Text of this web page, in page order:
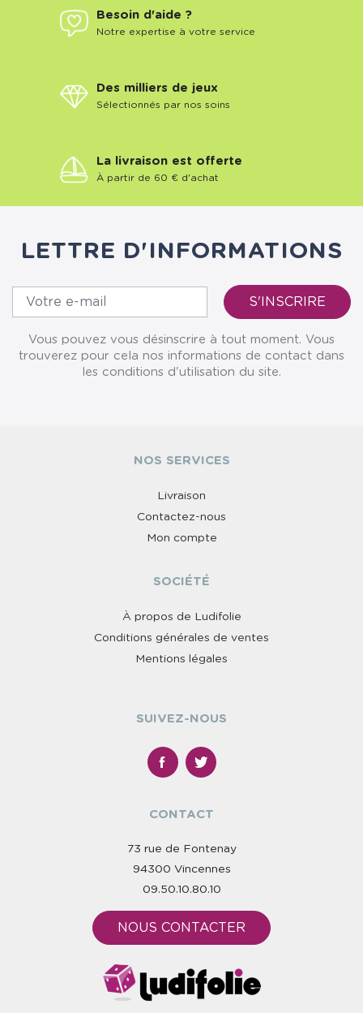
Besoin d'aide ?
Notre expertise à votre service
Des milliers de jeux
Sélectionnés par nos soins
La livraison est offerte
À partir de 60 € d'achat
LETTRE D'INFORMATIONS
Vous pouvez vous désinscrire à tout moment. Vous
trouverez pour cela nos informations de contact dans
les conditions d'utilisation du site.
NOS SERVICES
Livraison
Contactez-nous
Mon compte
SOCIÉTÉ
À propos de Ludifolie
Conditions générales de ventes
Mentions légales
SUIVEZ-NOUS
CONTACT
73 rue de Fontenay
94300 Vincennes
09.50.10.80.10
NOUS CONTACTER